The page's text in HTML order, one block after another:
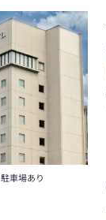
駐車場あり